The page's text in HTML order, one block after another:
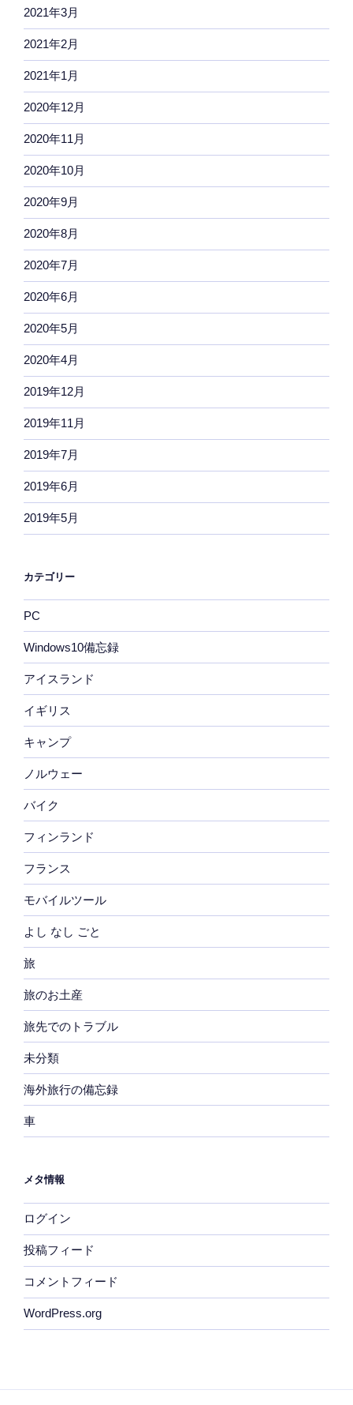
2021年3月
2021年2月
2021年1月
2020年12月
2020年11月
2020年10月
2020年9月
2020年8月
2020年7月
2020年6月
2020年5月
2020年4月
2019年12月
2019年11月
2019年7月
2019年6月
2019年5月
カテゴリー
PC
Windows10備忘録
アイスランド
イギリス
キャンプ
ノルウェー
バイク
フィンランド
フランス
モバイルツール
よし なし ごと
旅
旅のお土産
旅先でのトラブル
未分類
海外旅行の備忘録
車
メタ情報
ログイン
投稿フィード
コメントフィード
WordPress.org